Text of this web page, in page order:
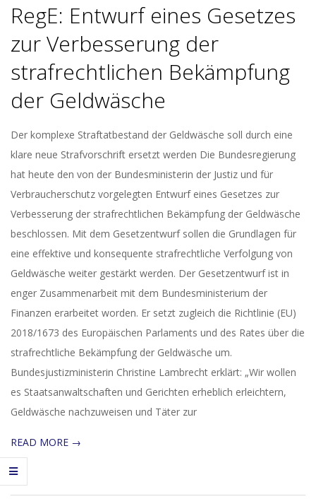
RegE: Entwurf eines Gesetzes
zur Verbesserung der
strafrechtlichen Bekämpfung
der Geldwäsche
2020-
10-
15
Der komplexe Straftatbestand der Geldwäsche soll durch eine
klare neue Strafvorschrift ersetzt werden Die Bundesregierung
hat heute den von der Bundesministerin der Justiz und für
Verbraucherschutz vorgelegten Entwurf eines Gesetzes zur
Verbesserung der strafrechtlichen Bekämpfung der Geldwäsche
beschlossen. Mit dem Gesetzentwurf sollen die Grundlagen für
eine effektive und konsequente strafrechtliche Verfolgung von
Geldwäsche weiter gestärkt werden. Der Gesetzentwurf ist in
enger Zusammenarbeit mit dem Bundesministerium der
Finanzen erarbeitet worden. Er setzt zugleich die Richtlinie (EU)
2018/1673 des Europäischen Parlaments und des Rates über die
strafrechtliche Bekämpfung der Geldwäsche um.
Bundesjustizministerin Christine Lambrecht erklärt: „Wir wollen
es Staatsanwaltschaften und Gerichten erheblich erleichtern,
Geldwäsche nachzuweisen und Täter zur
READ MORE →